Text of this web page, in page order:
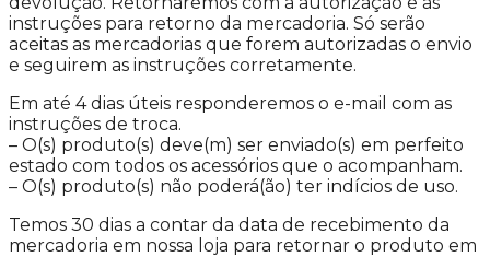
instruções para retorno da mercadoria. Só serão
aceitas as mercadorias que forem autorizadas o envio
e seguirem as instruções corretamente.
Em até 4 dias úteis responderemos o e-mail com as
instruções de troca.
– O(s) produto(s) deve(m) ser enviado(s) em perfeito
estado com todos os acessórios que o acompanham.
– O(s) produto(s) não poderá(ão) ter indícios de uso.
Temos 30 dias a contar da data de recebimento da
mercadoria em nossa loja para retornar o produto em